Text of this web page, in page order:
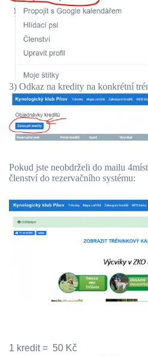
3) Odkaz na kredity na konkrétní
Pokud jste neobdrželi do mailu
členství do rezervačního systému:
1 kredit = 50 Kč